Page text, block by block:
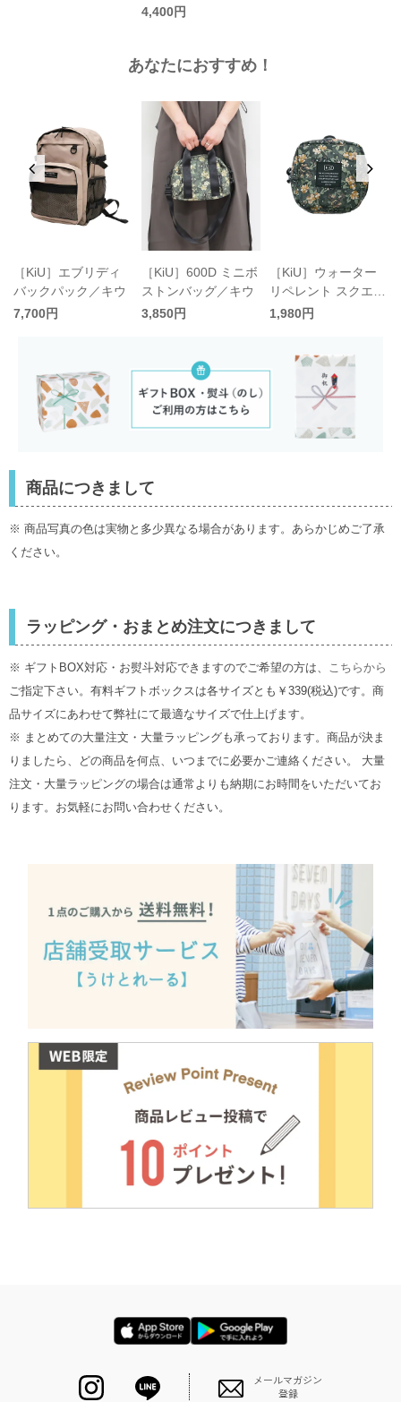
ウ
4,400円
あなたにおすすめ！
［KiU］エブリディ
バックパック／キウ
7,700円
［KiU］600D ミニボ
ストンバッグ／キウ
3,850円
［KiU］ウォーター
リペレント スクエア
ポーチ／キウ
1,980円
商品につきまして
※ 商品写真の色は実物と多少異なる場合があります。あらかじめご了承
ください。
ラッピング・おまとめ注文につきまして
※ ギフトBOX対応・お熨斗対応できますのでご希望の方は、 こちらから
ご指定下さい。有料ギフトボックスは各サイズとも￥339(税込)です。商
品サイズにあわせて弊社にて最適なサイズで仕上げます。
※ まとめての大量注文・大量ラッピングも承っております。商品が決ま
りましたら、どの商品を何点、いつまでに必要かご連絡ください。 大量
注文・大量ラッピングの場合は通常よりも納期にお時間をいただいてお
ります。お気軽にお問い合わせください。
メールマガジン
登録